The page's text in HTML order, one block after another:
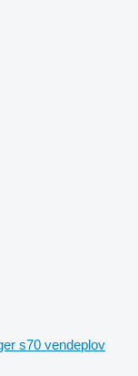
s70 vendeplov